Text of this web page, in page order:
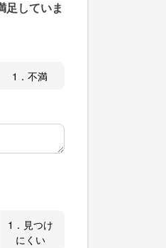
足していま
1．不満
1．見つけ
にくい